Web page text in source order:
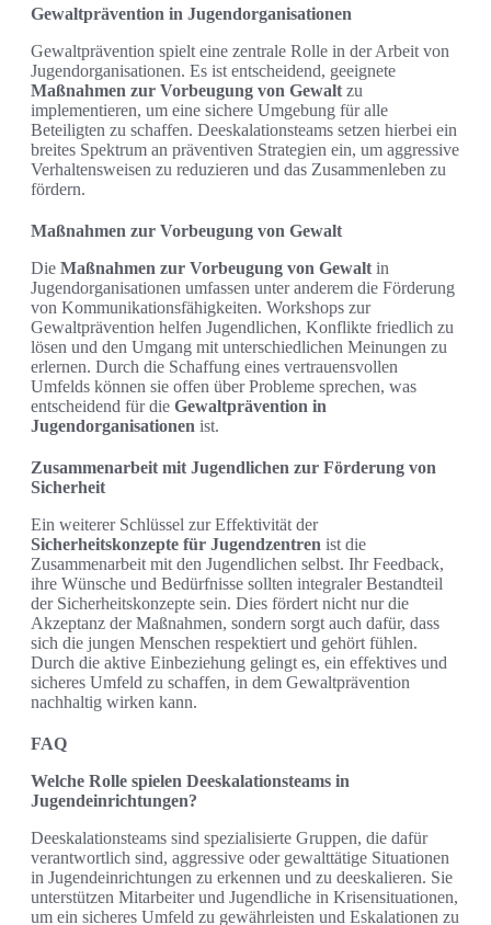
Gewaltprävention in Jugendorganisationen
Gewaltprävention spielt eine zentrale Rolle in der Arbeit von
Jugendorganisationen. Es ist entscheidend, geeignete
Maßnahmen zur Vorbeugung von Gewalt zu
implementieren, um eine sichere Umgebung für alle
Beteiligten zu schaffen. Deeskalationsteams setzen hierbei ein
breites Spektrum an präventiven Strategien ein, um aggressive
Verhaltensweisen zu reduzieren und das Zusammenleben zu
fördern.
Maßnahmen zur Vorbeugung von Gewalt
Die Maßnahmen zur Vorbeugung von Gewalt in
Jugendorganisationen umfassen unter anderem die Förderung
von Kommunikationsfähigkeiten. Workshops zur
Gewaltprävention helfen Jugendlichen, Konflikte friedlich zu
lösen und den Umgang mit unterschiedlichen Meinungen zu
erlernen. Durch die Schaffung eines vertrauensvollen
Umfelds können sie offen über Probleme sprechen, was
entscheidend für die Gewaltprävention in
Jugendorganisationen ist.
Zusammenarbeit mit Jugendlichen zur Förderung von
Sicherheit
Ein weiterer Schlüssel zur Effektivität der
Sicherheitskonzepte für Jugendzentren ist die
Zusammenarbeit mit den Jugendlichen selbst. Ihr Feedback,
ihre Wünsche und Bedürfnisse sollten integraler Bestandteil
der Sicherheitskonzepte sein. Dies fördert nicht nur die
Akzeptanz der Maßnahmen, sondern sorgt auch dafür, dass
sich die jungen Menschen respektiert und gehört fühlen.
Durch die aktive Einbeziehung gelingt es, ein effektives und
sicheres Umfeld zu schaffen, in dem Gewaltprävention
nachhaltig wirken kann.
FAQ
Welche Rolle spielen Deeskalationsteams in
Jugendeinrichtungen?
Deeskalationsteams sind spezialisierte Gruppen, die dafür
verantwortlich sind, aggressive oder gewalttätige Situationen
in Jugendeinrichtungen zu erkennen und zu deeskalieren. Sie
unterstützen Mitarbeiter und Jugendliche in Krisensituationen,
um ein sicheres Umfeld zu gewährleisten und Eskalationen zu